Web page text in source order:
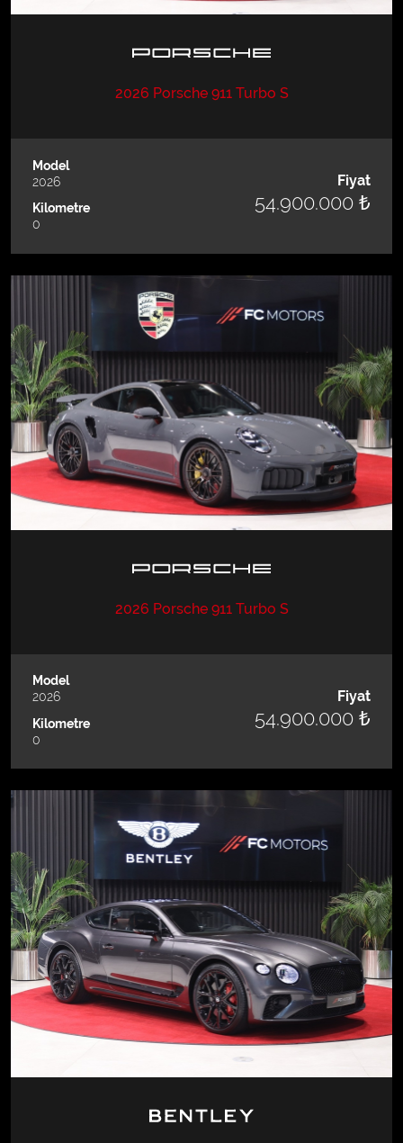
2026 Porsche 911 Turbo S
Model
2026
Kilometre
0
Fiyat
54.900.000 ₺
2026 Porsche 911 Turbo S
Model
2026
Kilometre
0
Fiyat
54.900.000 ₺